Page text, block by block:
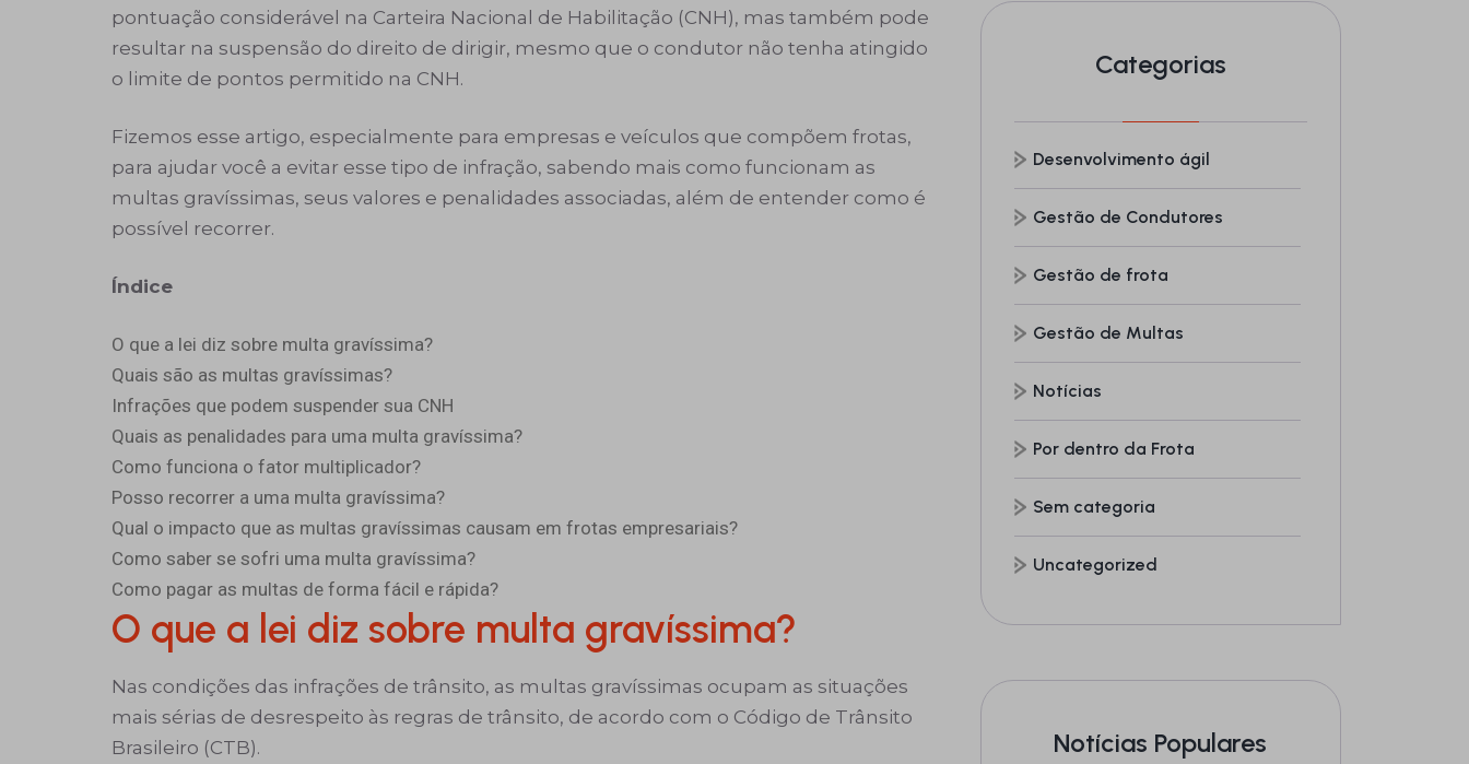
pontuação considerável na Carteira Nacional de Habilitação (CNH), mas também pode
resultar na suspensão do direito de dirigir, mesmo que o condutor não tenha atingido
o limite de pontos permitido na CNH.
Fizemos esse artigo, especialmente para empresas e veículos que compõem frotas,
para ajudar você a evitar esse tipo de infração, sabendo mais como funcionam as
multas gravíssimas, seus valores e penalidades associadas, além de entender como é
possível recorrer.
Índice
O que a lei diz sobre multa gravíssima?
Quais são as multas gravíssimas?
Infrações que podem suspender sua CNH
Quais as penalidades para uma multa gravíssima?
Como funciona o fator multiplicador?
Posso recorrer a uma multa gravíssima?
Qual o impacto que as multas gravíssimas causam em frotas empresariais?
Como saber se sofri uma multa gravíssima?
Como pagar as multas de forma fácil e rápida?
O que a lei diz sobre multa gravíssima?
Nas condições das infrações de trânsito, as multas gravíssimas ocupam as situações
mais sérias de desrespeito às regras de trânsito, de acordo com o Código de Trânsito
Brasileiro (CTB).
Categorias
Desenvolvimento ágil
Gestão de Condutores
Gestão de frota
Gestão de Multas
Notícias
Por dentro da Frota
Sem categoria
Uncategorized
Notícias Populares